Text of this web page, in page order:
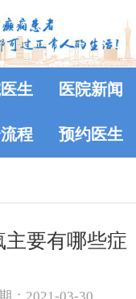
生 医院新闻
程 预约医生
要有哪些症